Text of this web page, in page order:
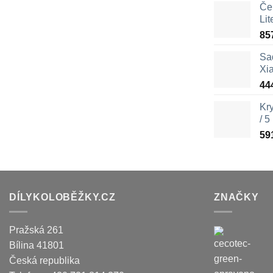
/ 5
DÍLYKOLOBĚŽKY.CZ
Pražská 261
Bílina 41801
Česká republika
ZNAČKY